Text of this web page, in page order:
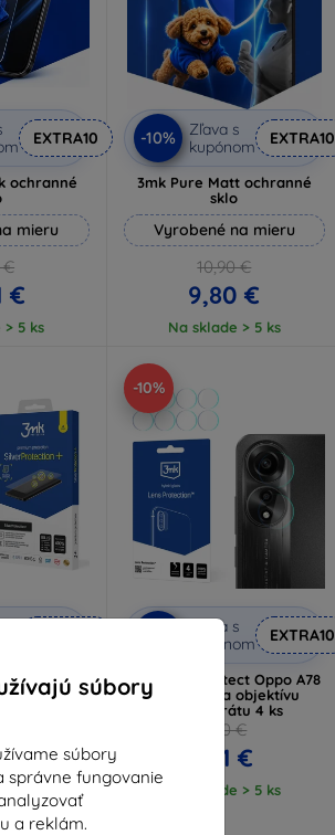
súbory
súbory
správne fungovanie
a reklám.
EXTRA10
ochranné
mieru
€
€
> 5 ks
-10%
Zľava s
kupónom
EXTRA10
3mk Pure Matt ochranné
sklo
Vyrobené na mieru
10,90 €
9,80 €
Na sklade > 5 ks
Oppo
fólia
€
na sklade
-10%
Zľava s
kupónom
EXTRA10
3MK Lens Protect Oppo A78
4G ochrana objektívu
fotoaparátu 4 ks
7,90 €
7,11 €
Na sklade > 5 ks